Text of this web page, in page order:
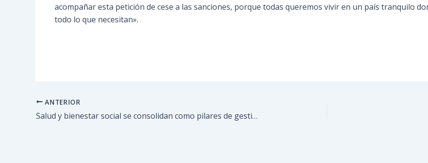
acompañar esta petición de cese a las sanciones, porque todas queremos vivir en un país tranquilo
todo lo que necesitan».
ANTERIOR
Salud y bienestar social se consolidan como pilares de gestión municipal en Cecilio Acosta